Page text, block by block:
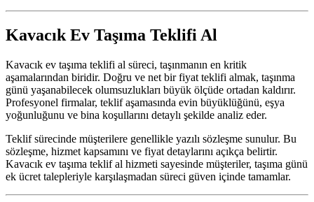
Kavacık Ev Taşıma Teklifi Al
Kavacık ev taşıma teklifi al süreci, taşınmanın en kritik
aşamalarından biridir. Doğru ve net bir fiyat teklifi almak, taşınma
günü yaşanabilecek olumsuzlukları büyük ölçüde ortadan kaldırır.
Profesyonel firmalar, teklif aşamasında evin büyüklüğünü, eşya
yoğunluğunu ve bina koşullarını detaylı şekilde analiz eder.
Teklif sürecinde müşterilere genellikle yazılı sözleşme sunulur. Bu
sözleşme, hizmet kapsamını ve fiyat detaylarını açıkça belirtir.
Kavacık ev taşıma teklif al hizmeti sayesinde müşteriler, taşıma günü
ek ücret talepleriyle karşılaşmadan süreci güven içinde tamamlar.